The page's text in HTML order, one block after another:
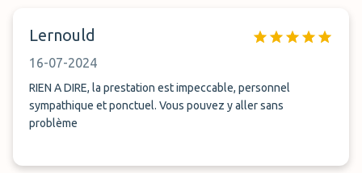
Lernould
16-07-2024
RIEN A DIRE, la prestation est impeccable, personnel
sympathique et ponctuel. Vous pouvez y aller sans
problème